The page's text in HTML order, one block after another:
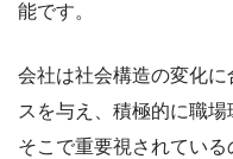
能です。
会社は社会構造の変化
スを与え、積極的に職場
そこで重要視されてい